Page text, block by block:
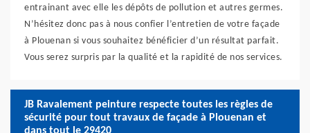
entrainant avec elle les dépôts de pollution et autres germes.
N’hésitez donc pas à nous confier l’entretien de votre façade
à Plouenan si vous souhaitez bénéficier d’un résultat parfait.
Vous serez surpris par la qualité et la rapidité de nos services.
JB Ravalement peinture respecte toutes les règles de
sécurité pour tout travaux de façade à Plouenan et
dans tout le 29420